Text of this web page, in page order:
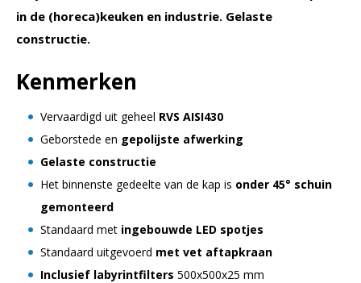
in de (horeca)keuken en industrie. Gelaste
constructie.
Kenmerken
Vervaardigd uit geheel RVS AISI430
Geborstede en gepolijste afwerking
Gelaste constructie
Het binnenste gedeelte van de kap is onder 45° schuin
gemonteerd
Standaard met ingebouwde LED spotjes
Standaard uitgevoerd met vet aftapkraan
Inclusief labyrintfilters 500x500x25 mm